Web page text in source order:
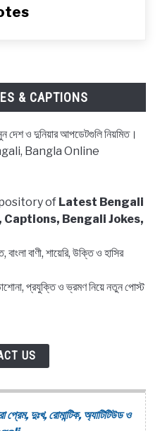
& CAPTIONS
দেশ ও দুনিয়ার আপডেটগুলি নিয়মিত।
Bangla Online
of Latest Bengali
Bengali Jokes,
বাণী, শায়েরি, উক্তি ও হাসির
প্রযুক্তি ও ভ্রমণ নিয়ে নতুন পোস্ট
US
প্রেম, দুঃখ, রোমান্টিক, অ্যাটিটিউড ও